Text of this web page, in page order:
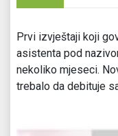
Prvi izvještaji koji
asistenta pod
nekoliko mjeseci.
trebalo da debituje